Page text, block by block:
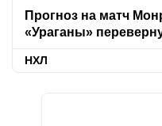
Прогноз на матч
«Ураганы»
НХЛ